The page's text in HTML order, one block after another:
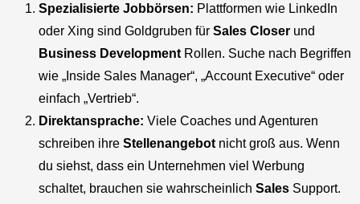
Spezialisierte Jobbörsen: Plattformen wie LinkedIn
oder Xing sind Goldgruben für Sales Closer und
Business Development Rollen. Suche nach Begriffen
wie „Inside Sales Manager“, „Account Executive“ oder
einfach „Vertrieb“.
Direktansprache: Viele Coaches und Agenturen
schreiben ihre Stellenangebot nicht groß aus. Wenn
du siehst, dass ein Unternehmen viel Werbung
schaltet, brauchen sie wahrscheinlich Sales Support.